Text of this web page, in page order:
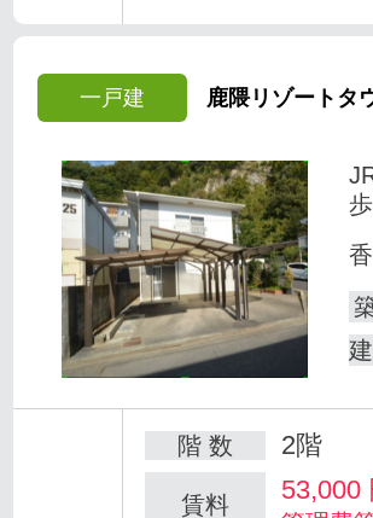
一戸建 鹿隈リゾートタ
階 数 2階
賃料 53,000